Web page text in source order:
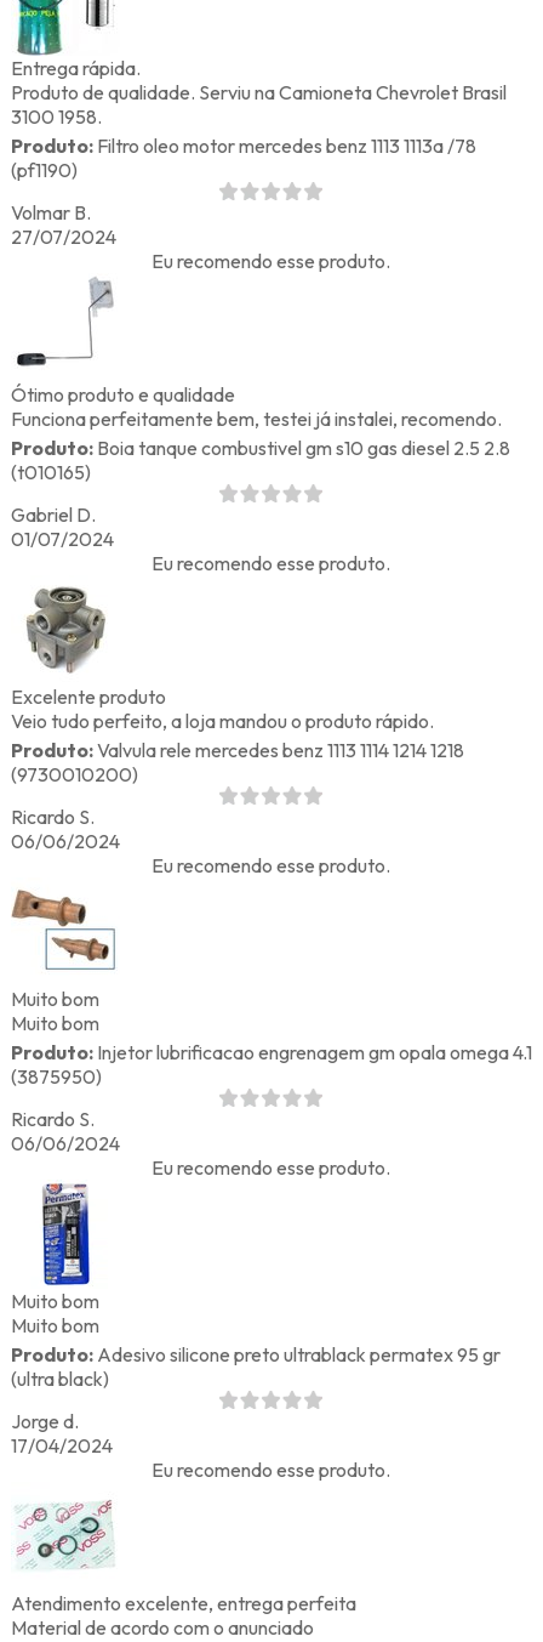
Entrega rápida.
Produto de qualidade. Serviu na Camioneta Chevrolet Brasil
3100 1958.
Produto:Filtro oleo motor mercedes benz 1113 1113a /78
(pf1190)
Volmar B.
27/07/2024
Eu recomendo esse produto.
Ótimo produto e qualidade
Funciona perfeitamente bem, testei já instalei, recomendo.
Produto:Boia tanque combustivel gm s10 gas diesel 2.5 2.8
(t010165)
Gabriel D.
01/07/2024
Eu recomendo esse produto.
Excelente produto
Veio tudo perfeito, a loja mandou o produto rápido.
Produto:Valvula rele mercedes benz 1113 1114 1214 1218
(9730010200)
Ricardo S.
06/06/2024
Eu recomendo esse produto.
Muito bom
Muito bom
Produto:Injetor lubrificacao engrenagem gm opala omega 4.1
(3875950)
Ricardo S.
06/06/2024
Eu recomendo esse produto.
Muito bom
Muito bom
Produto:Adesivo silicone preto ultrablack permatex 95 gr
(ultra black)
Jorge d.
17/04/2024
Eu recomendo esse produto.
Atendimento excelente, entrega perfeita
Material de acordo com o anunciado